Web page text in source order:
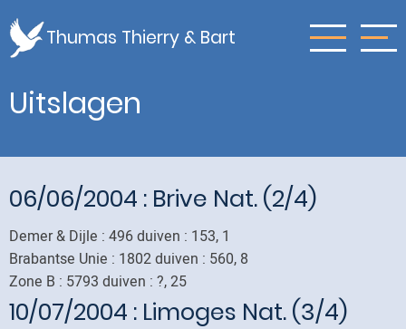
to
main
Thumas Thierry & Bart
Uitslagen
06/06/2004 : Brive Nat. (2/4)
Demer & Dijle : 496 duiven : 153, 1
Brabantse Unie : 1802 duiven : 560, 8
Zone B : 5793 duiven : ?, 25
10/07/2004 : Limoges Nat. (3/4)